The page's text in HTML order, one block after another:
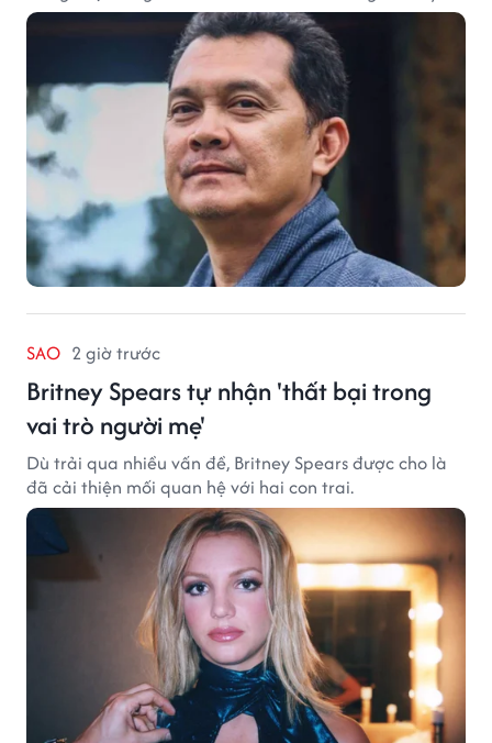
SAO 2 giờ trước
Britney Spears tự nhận 'thất bại trong
vai trò người mẹ'
Dù trải qua nhiều vấn đề, Britney Spears được cho là
đã cải thiện mối quan hệ với hai con trai.